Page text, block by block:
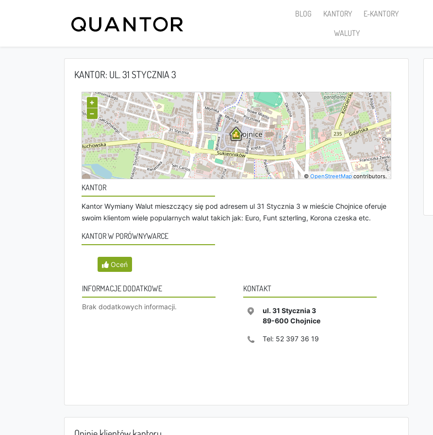
BLOG KANTORY
E-KANTORY
WALUTY
KANTOR: UL. 31 STYCZNIA 3
+
−
©OpenStreetMapcontributors.
KANTOR
Kantor Wymiany Walut mieszczący się pod adresem ul 31 Stycznia 3 w mieście Chojnice oferuje
swoim klientom wiele popularnych walut takich jak: Euro, Funt szterling, Korona czeska etc.
KANTOR W PORÓWNYWARCE
Oceń
INFORMACJE DODATKOWE
Brak dodatkowych informacji.
KONTAKT
ul. 31 Stycznia 3
89-600 Chojnice
Tel: 52 397 36 19